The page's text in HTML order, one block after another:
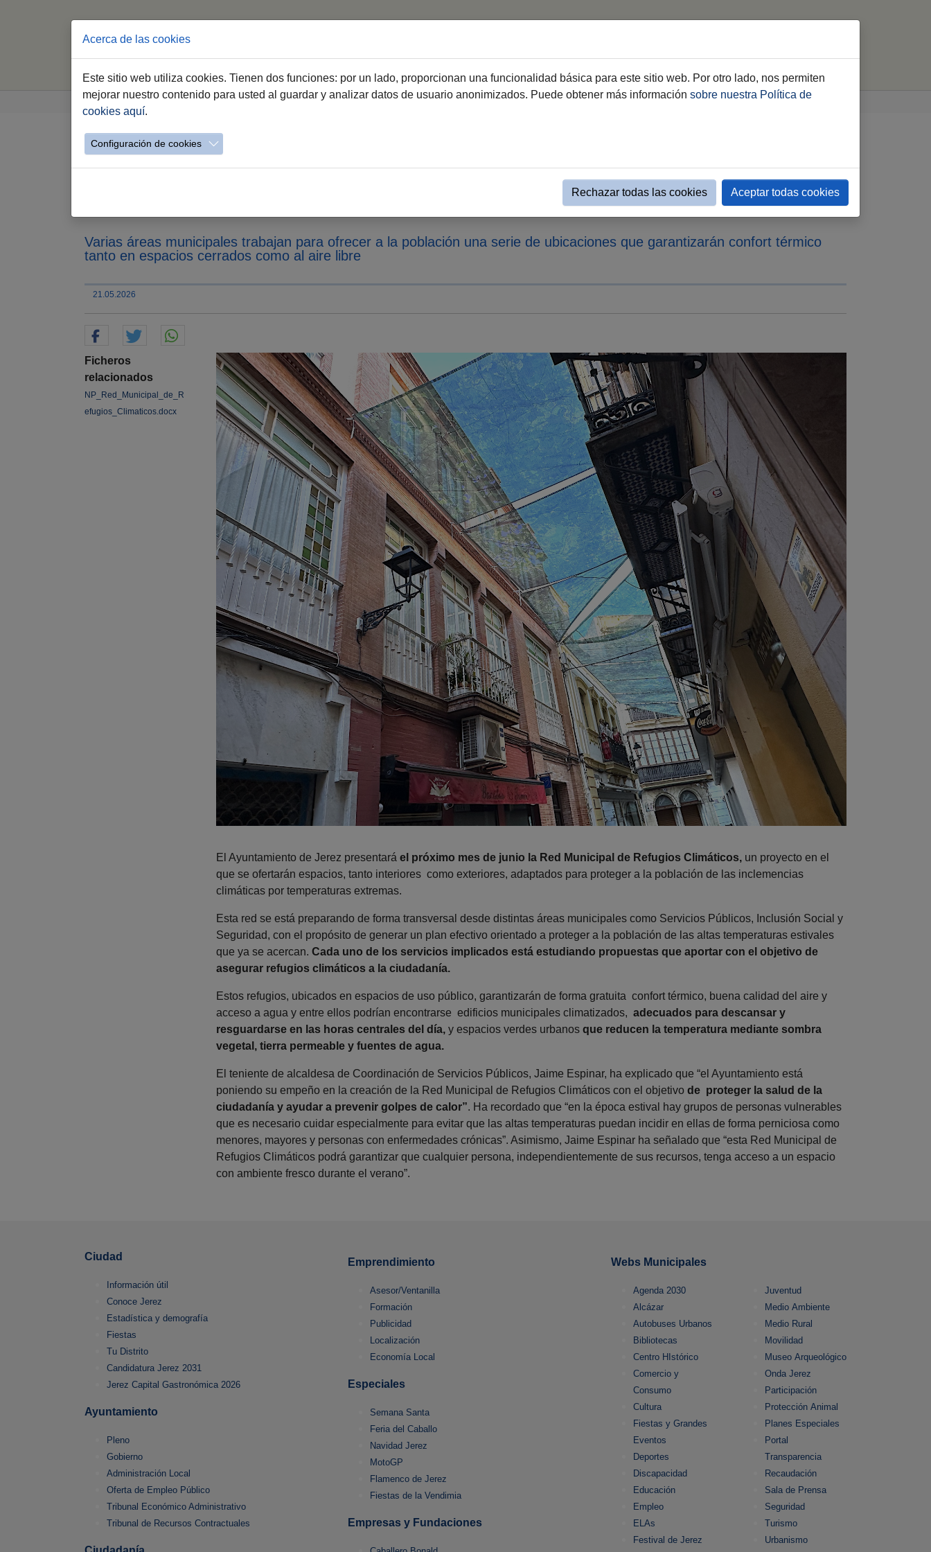
Jerez.es Webs Municipales Inclusión Social Evento simple Noticias BS
El Ayuntamiento de Jerez presentará en junio la Red Municipal de
Refugios Climáticos para proteger a la ciudadanía de las altas
Varias áreas municipales trabajan para ofrecer a la población una serie de ubicaciones que garantizarán confort térmico
tanto en espacios cerrados como al aire libre
21.05.2026
Ficheros
relacionados
NP_Red_Municipal_de_R
efugios_Climaticos.docx
El Ayuntamiento de Jerez presentará el próximo mes de junio la Red Municipal de Refugios Climáticos, un proyecto en el
que se ofertarán espacios, tanto interiores como exteriores, adaptados para proteger a la población de las inclemencias
climáticas por temperaturas extremas.
Esta red se está preparando de forma transversal desde distintas áreas municipales como Servicios Públicos, Inclusión Social y
Seguridad, con el propósito de generar un plan efectivo orientado a proteger a la población de las altas temperaturas estivales
que ya se acercan. Cada uno de los servicios implicados está estudiando propuestas que aportar con el objetivo de
asegurar refugios climáticos a la ciudadanía.
Estos refugios, ubicados en espacios de uso público, garantizarán de forma gratuita confort térmico, buena calidad del aire y
acceso a agua y entre ellos podrían encontrarse edificios municipales climatizados, adecuados para descansar y
resguardarse en las horas centrales del día, y espacios verdes urbanos que reducen la temperatura mediante sombra
vegetal, tierra permeable y fuentes de agua.
El teniente de alcaldesa de Coordinación de Servicios Públicos, Jaime Espinar, ha explicado que “el Ayuntamiento está
poniendo su empeño en la creación de la Red Municipal de Refugios Climáticos con el objetivo de proteger la salud de la
ciudadanía y ayudar a prevenir golpes de calor”. Ha recordado que “en la época estival hay grupos de personas vulnerables
que es necesario cuidar especialmente para evitar que las altas temperaturas puedan incidir en ellas de forma perniciosa como
menores, mayores y personas con enfermedades crónicas”. Asimismo, Jaime Espinar ha señalado que “esta Red Municipal de
Refugios Climáticos podrá garantizar que cualquier persona, independientemente de sus recursos, tenga acceso a un espacio
con ambiente fresco durante el verano”.
Ciudad
Información útil
Conoce Jerez
Estadística y demografía
Fiestas
Tu Distrito
Candidatura Jerez 2031
Jerez Capital Gastronómica 2026
Ayuntamiento
Pleno
Gobierno
Administración Local
Oferta de Empleo Público
Tribunal Económico Administrativo
Tribunal de Recursos Contractuales
Emprendimiento
Asesor/Ventanilla
Formación
Publicidad
Localización
Economía Local
Especiales
Semana Santa
Feria del Caballo
Navidad Jerez
MotoGP
Flamenco de Jerez
Fiestas de la Vendimia
Empresas y Fundaciones
Webs Municipales
Agenda 2030
Alcázar
Autobuses Urbanos
Bibliotecas
Centro HIstórico
Comercio y
Consumo
Cultura
Fiestas y Grandes
Eventos
Deportes
Discapacidad
Educación
Empleo
ELAs
Festival de Jerez
Juventud
Medio Ambiente
Medio Rural
Movilidad
Museo Arqueológico
Onda Jerez
Participación
Protección Animal
Planes Especiales
Portal
Transparencia
Recaudación
Sala de Prensa
Seguridad
Turismo
Urbanismo
Acerca de las cookies
Este sitio web utiliza cookies. Tienen dos funciones: por un lado, proporcionan una funcionalidad básica para este sitio web. Por otro lado, nos permiten
mejorar nuestro contenido para usted al guardar y analizar datos de usuario anonimizados. Puede obtener más información sobre nuestra Política de
cookies aquí.
Configuración de cookies
Rechazar todas las cookies Aceptar todas cookies